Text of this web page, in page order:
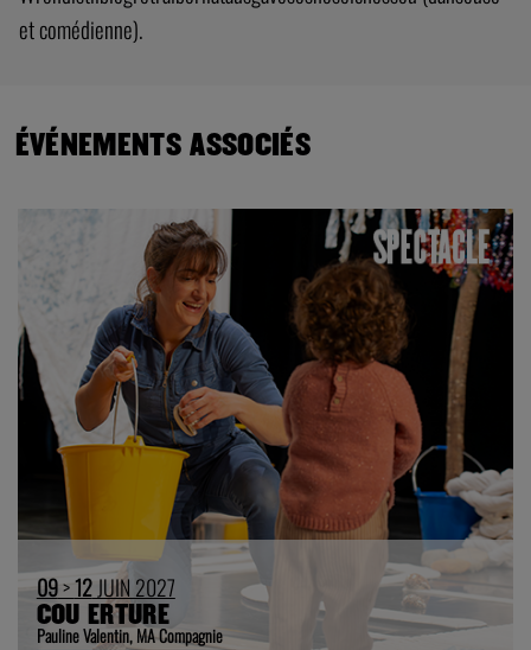
et comédienne).
ÉVÉNEMENTS ASSOCIÉS
09>12JUIN 2027
COU ERTURE
Pauline Valentin, MA Compagnie